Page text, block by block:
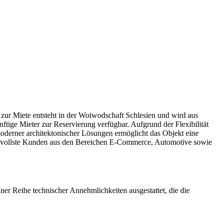
Miete entsteht in der Woiwodschaft Schlesien und wird aus
Mieter zur Reservierung verfügbar. Aufgrund der Flexibilität
architektonischer Lösungen ermöglicht das Objekt eine
Kunden aus den Bereichen E-Commerce, Automotive sowie
Reihe technischer Annehmlichkeiten ausgestattet, die die